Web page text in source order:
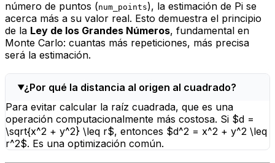
número de puntos (num_points), la estimación de Pi se
acerca más a su valor real. Esto demuestra el principio
de la Ley de los Grandes Números, fundamental en
Monte Carlo: cuantas más repeticiones, más precisa
será la estimación.
¿Por qué la distancia al origen al cuadrado?
Para evitar calcular la raíz cuadrada, que es una
operación computacionalmente más costosa. Si $d =
\sqrt{x^2 + y^2} \leq r$, entonces $d^2 = x^2 + y^2 \leq
r^2$. Es una optimización común.